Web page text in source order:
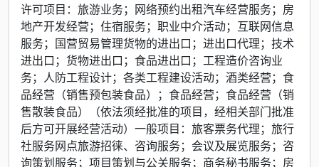
许可项目：旅游业务；网络预约出租汽车经营服务；房
地产开发经营；住宿服务；职业中介活动；互联网信息
服务；国营贸易管理货物的进出口；进出口代理；技术
进出口；货物进出口；食品进出口；工程造价咨询业
务；人防工程设计；各类工程建设活动；酒类经营；食
品经营（销售预包装食品）；食品经营；食品经营（销
售散装食品）（依法须经批准的项目，经相关部门批准
后方可开展经营活动）一般项目：旅客票务代理；旅行
社服务网点旅游招徕、咨询服务；会议及展览服务；咨
询策划服务；项目策划与公关服务；商务秘书服务；房